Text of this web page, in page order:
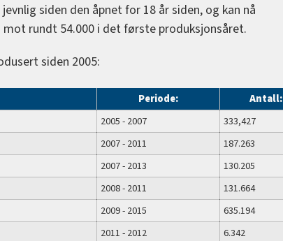
siden den åpnet for 18 år siden, og kan nå
rundt 54.000 i det første produksjonsåret.
siden 2005:
Periode:
Antall:
2005 - 2007
333,427
2007 - 2011
187.263
2007 - 2013
130.205
2008 - 2011
131.664
2009 - 2015
635.194
2011 - 2012 6.342